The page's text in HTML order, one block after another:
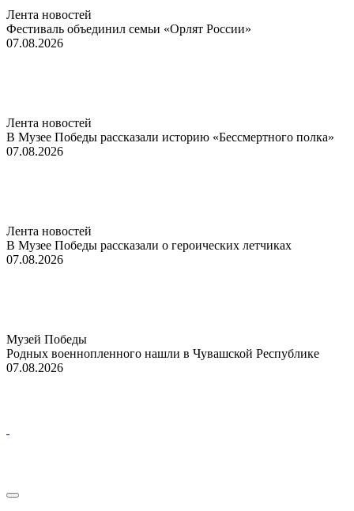
Лента новостей
Фестиваль объединил семьи «Орлят России»
07.08.2026
Лента новостей
В Музее Победы рассказали историю «Бессмертного полка»
07.08.2026
Лента новостей
В Музее Победы рассказали о героических летчиках
07.08.2026
Музей Победы
Родных военнопленного нашли в Чувашской Республике
07.08.2026